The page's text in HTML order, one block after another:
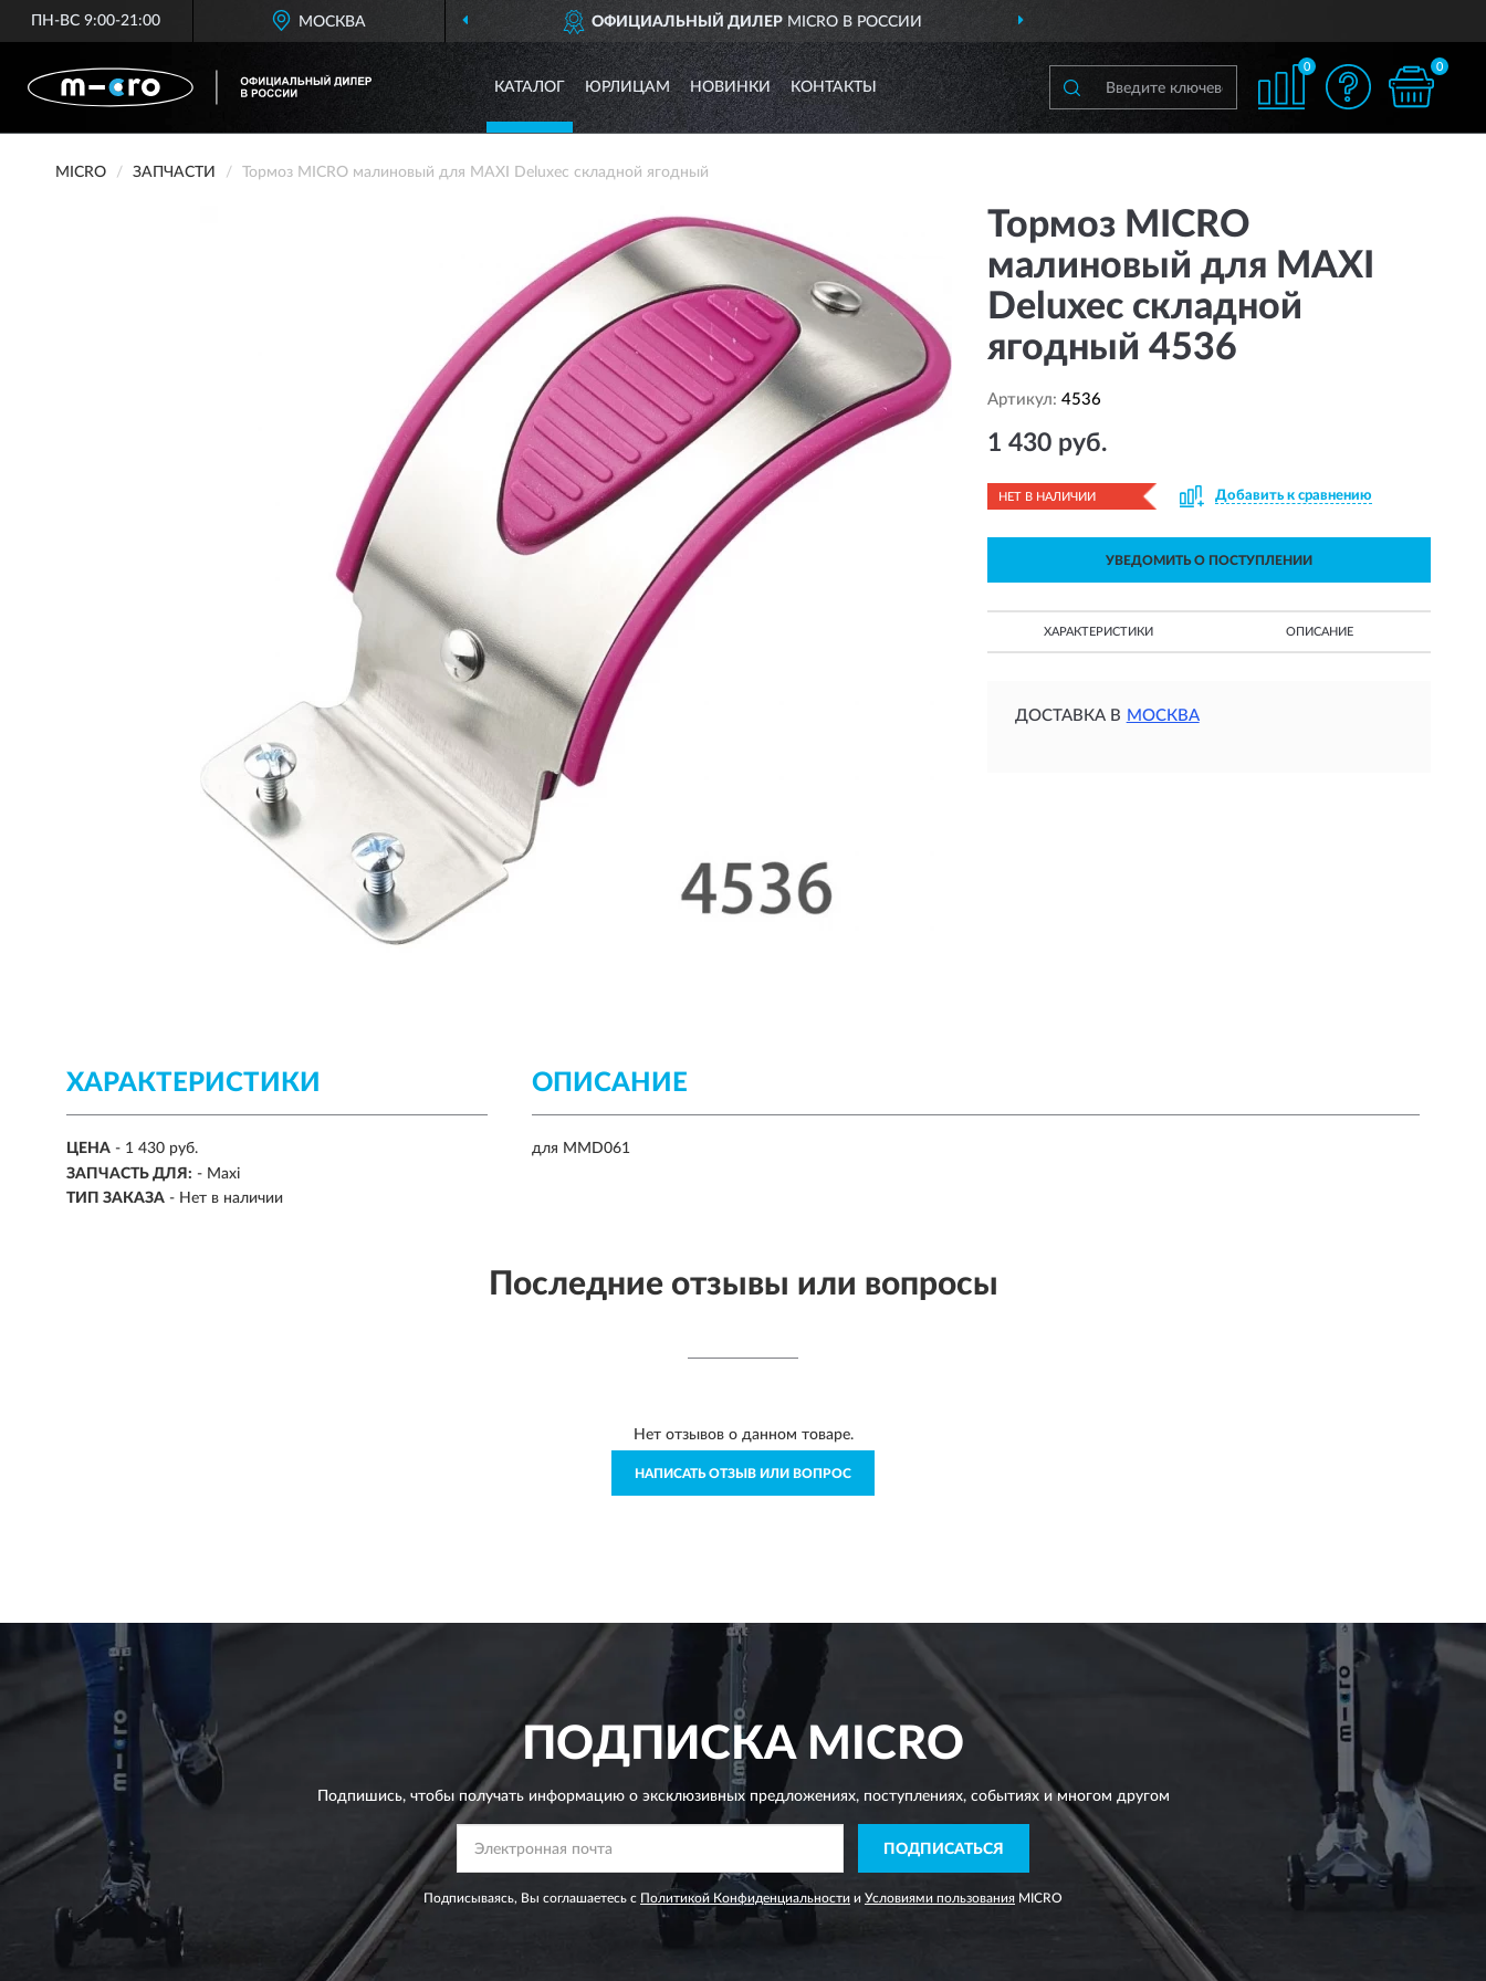
ПН-ВС 9:00-21:00 МОСКВА ОФИЦИАЛЬНЫЙ ДИЛЕР MICRO В РОССИИ
КАТАЛОГ ЮРЛИЦАМ НОВИНКИ КОНТАКТЫ
0 0
MICRO ЗАПЧАСТИ Тормоз MICRO малиновый для MAXI Deluxeс складной ягодный
Тормоз MICRO
малиновый для MAXI
Deluxeс складной
ягодный 4536
Артикул: 4536
1 430 руб.
НЕТ В НАЛИЧИИ Добавить к сравнению
УВЕДОМИТЬ О ПОСТУПЛЕНИИ
ХАРАКТЕРИСТИКИ ОПИСАНИЕ
ДОСТАВКА В МОСКВА
ХАРАКТЕРИСТИКИ
ЦЕНА - 1 430 руб.
ЗАПЧАСТЬ ДЛЯ: - Maxi
ТИП ЗАКАЗА - Нет в наличии
ОПИСАНИЕ
для MMD061
Последние отзывы или вопросы
Нет отзывов о данном товаре.
НАПИСАТЬ ОТЗЫВ ИЛИ ВОПРОС
ПОДПИСКАMICRO
Подпишись, чтобы получать информацию о эксклюзивных предложениях,поступлениях, событиях и многом другом
ПОДПИСАТЬСЯ
Подписываясь, Вы соглашаетесь с Политикой Конфиденциальности и Условиями пользования MICRO